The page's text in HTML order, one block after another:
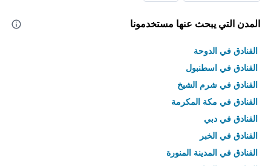
المدن التي يبحث عنها مستخدمونا
الفنادق في الدوحة
الفنادق في اسطنبول
الفنادق في شرم الشيخ
الفنادق في مكة المكرمة
الفنادق في دبي
الفنادق في الخبر
الفنادق في المدينة المنورة